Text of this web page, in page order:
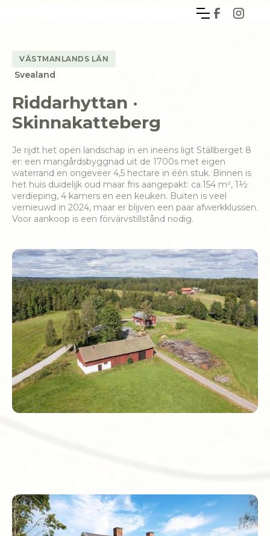
VÄSTMANLANDS LÄN
Svealand
Riddarhyttan ·
Skinnakatteberg
Je rijdt het open landschap in en ineens ligt Ställberget 8
er: een mangårdsbyggnad uit de 1700s met eigen
waterrand en ongeveer 4,5 hectare in één stuk. Binnen is
het huis duidelijk oud maar fris aangepakt: ca.154 m², 1½
verdieping, 4 kamers en een keuken. Buiten is veel
vernieuwd in 2024, maar er blijven een paar afwerkklussen.
Voor aankoop is een förvärvstillstånd nodig.